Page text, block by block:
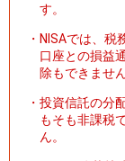
す。
・ NISAでは、税
口座との損益
除もできません
・ 投資信託の分
もそも非課税
ん。